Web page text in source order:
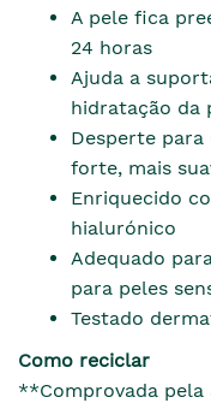
A pele fica
24 horas
Ajuda a
hidratação da
Desperte
forte, mais
Enriquecido
hialurónico
Adequado
para peles
Testado
Como reciclar
**Comprovada